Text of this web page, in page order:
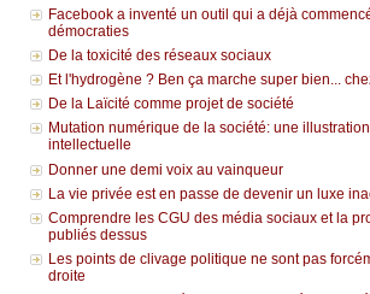
Facebook a inventé un outil qui a déjà
démocraties
De la toxicité des réseaux sociaux
Et l'hydrogène ? Ben ça marche super bien...
De la Laïcité comme projet de société
Mutation numérique de la société: une
intellectuelle
Donner une demi voix au vainqueur
La vie privée est en passe de devenir un luxe
Comprendre les CGU des média sociaux et la
publiés dessus
Les points de clivage politique ne sont pas
droite